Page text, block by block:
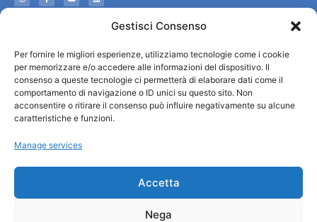
Gestisci Consenso
Per fornire le migliori esperienze, utilizziamo tecnologie come i cookie
per memorizzare e/o accedere alle informazioni del dispositivo. Il
consenso a queste tecnologie ci permetterà di elaborare dati come il
comportamento di navigazione o ID unici su questo sito. Non
acconsentire o ritirare il consenso può influire negativamente su alcune
caratteristiche e funzioni.
Manage services
Accetta
Nega
Useful services
Brochures